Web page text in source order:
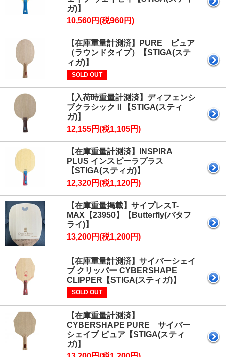
ガ)】
10,560円(税960円)
【在庫重量計測済】PURE ピュア
（ラウンドタイプ）【STIGA(ステ
ィガ)】
SOLD OUT
【入荷時重量計測済】ディフェンシ
ブクラシックⅡ【STIGA(スティ
ガ)】
12,155円(税1,105円)
【在庫重量計測済】INSPIRA
PLUS インスピーラプラス
【STIGA(スティガ)】
12,320円(税1,120円)
【在庫重量掲載】サイプレスT-
MAX【23950】【Butterfly(バタフ
ライ)】
13,200円(税1,200円)
【在庫重量計測済】サイバーシェイ
プ クリッパー CYBERSHAPE
CLIPPER【STIGA(スティガ)】
SOLD OUT
【在庫重量計測済】
CYBERSHAPE PURE サイバー
シェイプ ピュア【STIGA(スティ
ガ)】